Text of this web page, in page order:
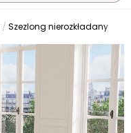
Szezlong nierozkładany